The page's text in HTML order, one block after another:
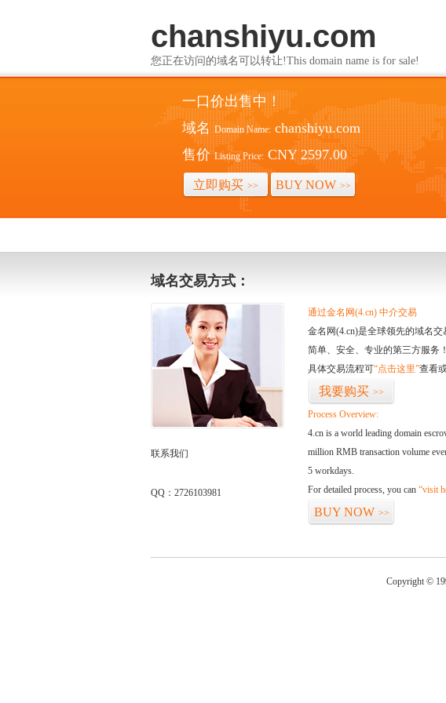
chanshiyu.com
您正在访问的域名可以转让!This domain name is for sale!
一口价出售中！
域名 Domain Name: chanshiyu.com
售价 Listing Price: CNY 2597.00
立即购买 >> BUY NOW >>
域名交易方式：
联系我们
QQ：2726103981
通过金名网(4.cn) 中介交易
金名网(4.cn)是全球领先的域名
简单、安全、专业的第三方服务
具体交易流程可“点击这里”查看
我要购买 >>
Process Overview:
4.cn is a world leading domain
million RMB transaction volume
5 workdays.
For detailed process, you can “visit
BUY NOW >>
Copyright ©